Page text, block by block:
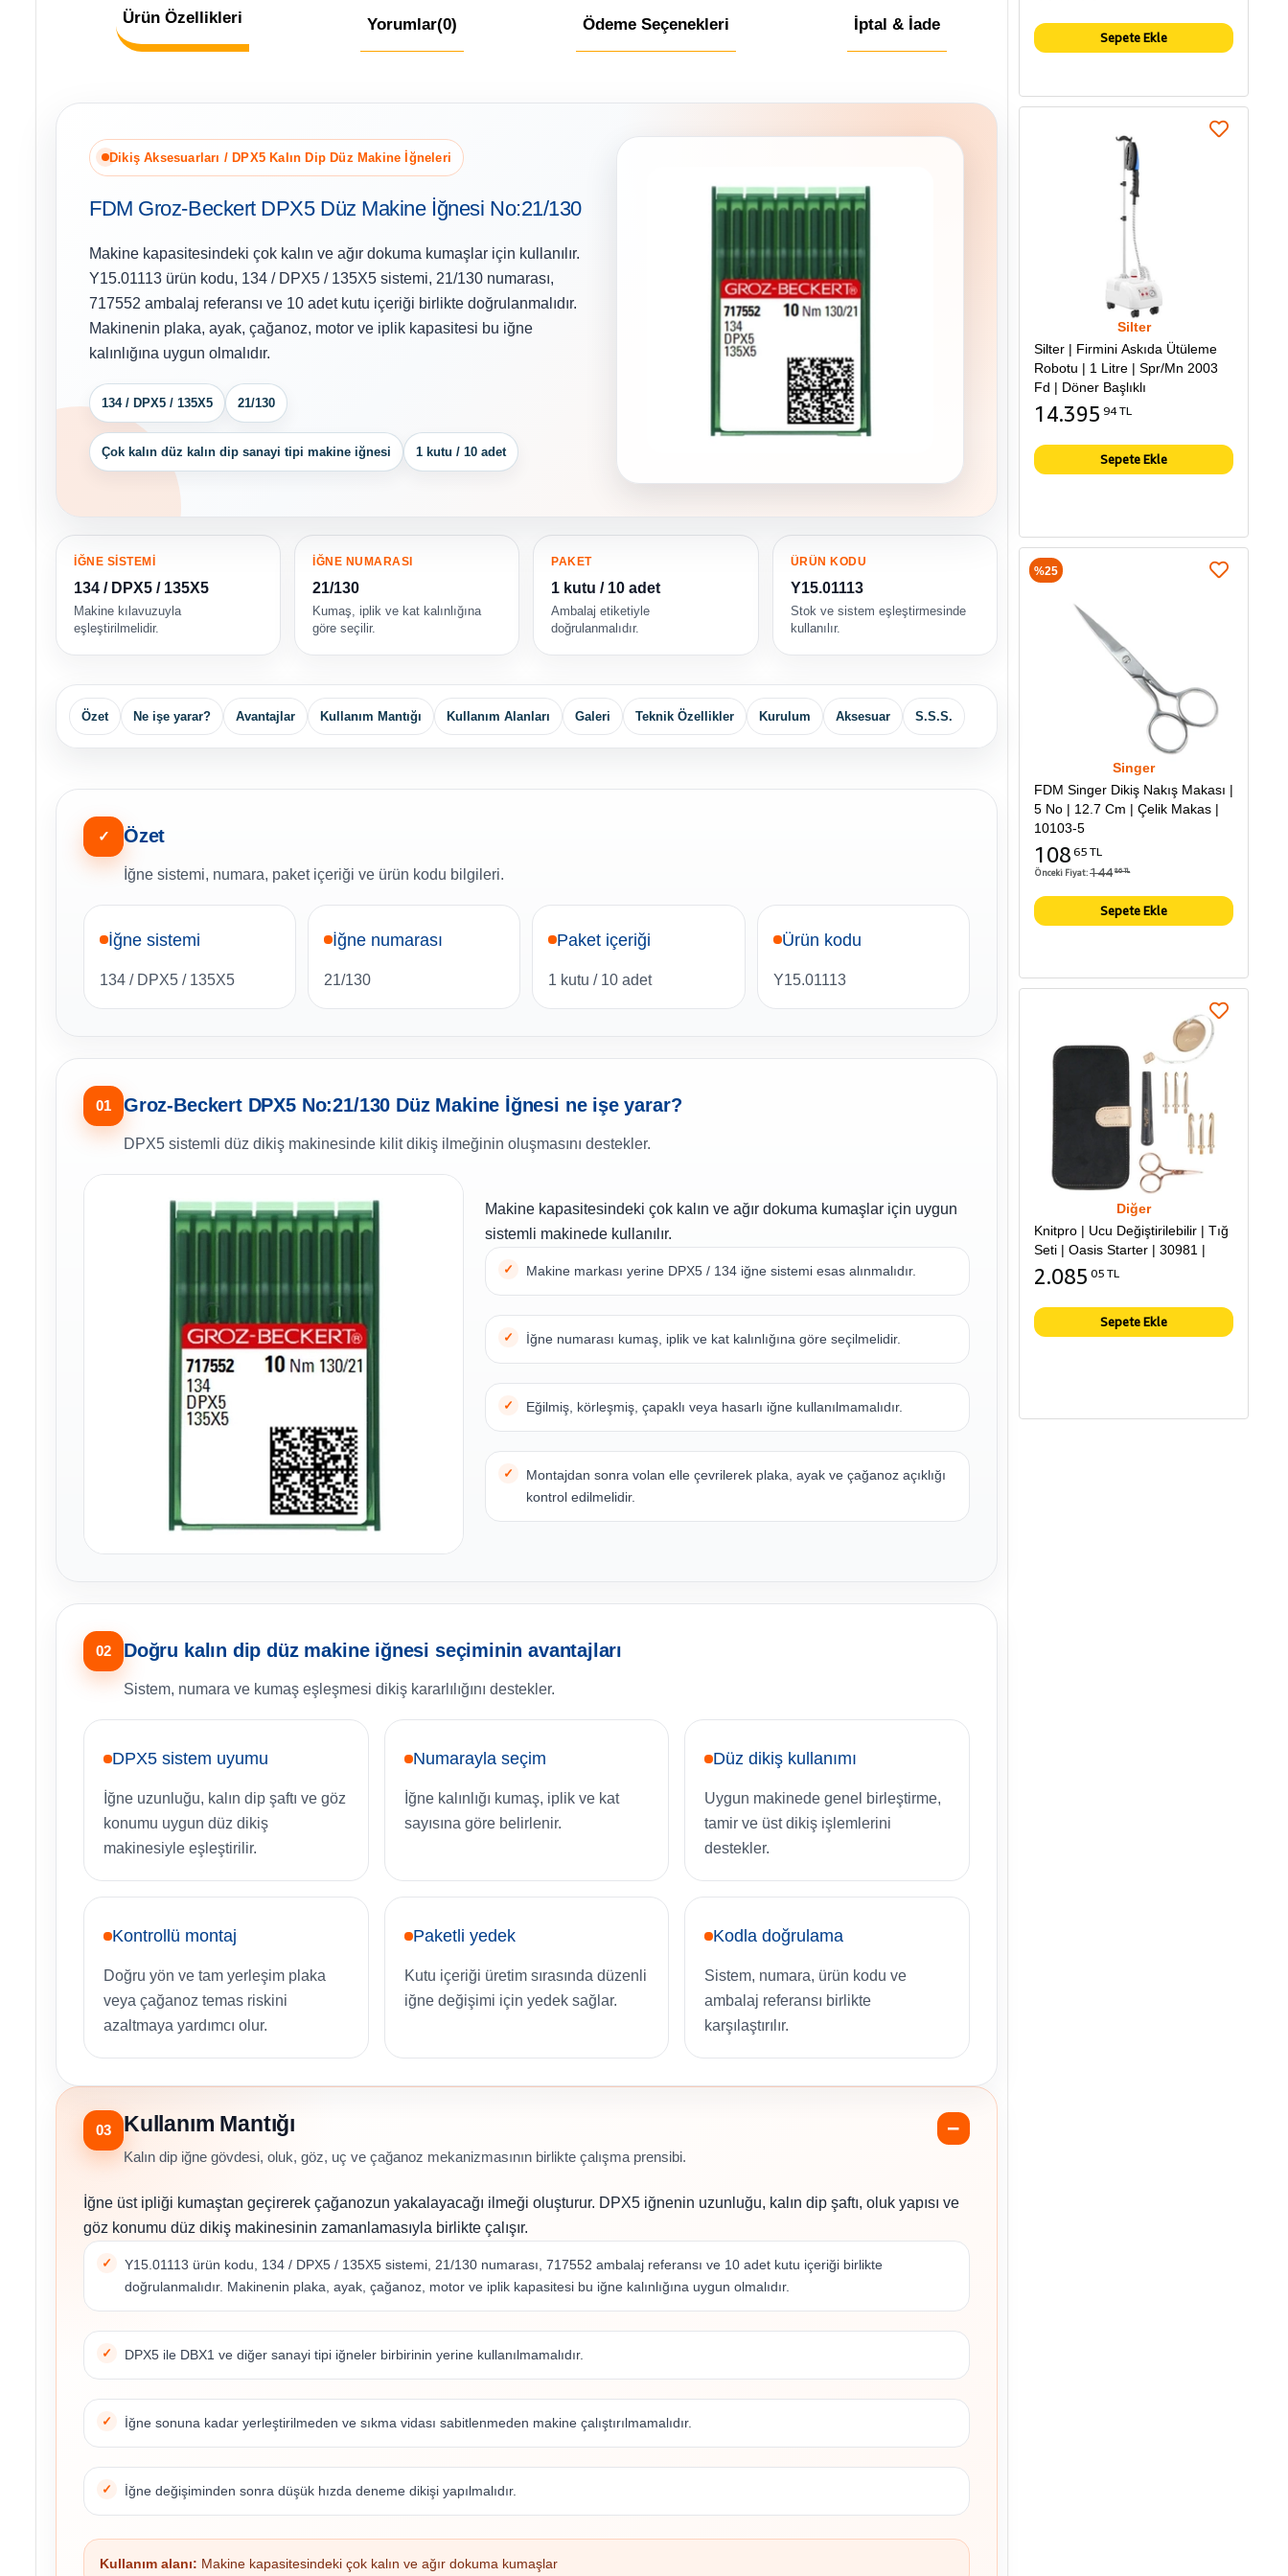
Ürün Özellikleri Yorumlar(0) Ödeme Seçenekleri İptal & İade
Dikiş Aksesuarları / DPX5 Kalın Dip Düz Makine İğneleri
FDM Groz-Beckert DPX5 Düz Makine İğnesi No:21/130
Makine kapasitesindeki çok kalın ve ağır dokuma kumaşlar için kullanılır.
Y15.01113 ürün kodu, 134 / DPX5 / 135X5 sistemi, 21/130 numarası,
717552 ambalaj referansı ve 10 adet kutu içeriği birlikte doğrulanmalıdır.
Makinenin plaka, ayak, çağanoz, motor ve iplik kapasitesi bu iğne
kalınlığına uygun olmalıdır.
134 / DPX5 / 135X5 21/130
Çok kalın düz kalın dip sanayi tipi makine iğnesi 1 kutu / 10 adet
İĞNE SİSTEMİ
134 / DPX5 / 135X5
Makine kılavuzuyla
eşleştirilmelidir.
İĞNE NUMARASI
21/130
Kumaş, iplik ve kat kalınlığına
göre seçilir.
PAKET
1 kutu / 10 adet
Ambalaj etiketiyle
doğrulanmalıdır.
ÜRÜN KODU
Y15.01113
Stok ve sistem eşleştirmesinde
kullanılır.
Özet Ne işe yarar? Avantajlar Kullanım Mantığı Kullanım Alanları Galeri Teknik Özellikler Kurulum Aksesuar S.S.S.
✓ Özet
İğne sistemi, numara, paket içeriği ve ürün kodu bilgileri.
İğne sistemi
134 / DPX5 / 135X5
İğne numarası
21/130
Paket içeriği
1 kutu / 10 adet
Ürün kodu
Y15.01113
01 Groz-Beckert DPX5 No:21/130 Düz Makine İğnesi ne işe yarar?
DPX5 sistemli düz dikiş makinesinde kilit dikiş ilmeğinin oluşmasını destekler.
Makine kapasitesindeki çok kalın ve ağır dokuma kumaşlar için uygun
sistemli makinede kullanılır.
Makine markası yerine DPX5 / 134 iğne sistemi esas alınmalıdır.
İğne numarası kumaş, iplik ve kat kalınlığına göre seçilmelidir.
Eğilmiş, körleşmiş, çapaklı veya hasarlı iğne kullanılmamalıdır.
Montajdan sonra volan elle çevrilerek plaka, ayak ve çağanoz açıklığı
kontrol edilmelidir.
02 Doğru kalın dip düz makine iğnesi seçiminin avantajları
Sistem, numara ve kumaş eşleşmesi dikiş kararlılığını destekler.
DPX5 sistem uyumu
İğne uzunluğu, kalın dip şaftı ve göz
konumu uygun düz dikiş
makinesiyle eşleştirilir.
Numarayla seçim
İğne kalınlığı kumaş, iplik ve kat
sayısına göre belirlenir.
Düz dikiş kullanımı
Uygun makinede genel birleştirme,
tamir ve üst dikiş işlemlerini
destekler.
Kontrollü montaj
Doğru yön ve tam yerleşim plaka
veya çağanoz temas riskini
azaltmaya yardımcı olur.
Paketli yedek
Kutu içeriği üretim sırasında düzenli
iğne değişimi için yedek sağlar.
Kodla doğrulama
Sistem, numara, ürün kodu ve
ambalaj referansı birlikte
karşılaştırılır.
03 Kullanım Mantığı
Kalın dip iğne gövdesi, oluk, göz, uç ve çağanoz mekanizmasının birlikte çalışma prensibi.
İğne üst ipliği kumaştan geçirerek çağanozun yakalayacağı ilmeği oluşturur. DPX5 iğnenin uzunluğu, kalın dip şaftı, oluk yapısı ve
göz konumu düz dikiş makinesinin zamanlamasıyla birlikte çalışır.
Y15.01113 ürün kodu, 134 / DPX5 / 135X5 sistemi, 21/130 numarası, 717552 ambalaj referansı ve 10 adet kutu içeriği birlikte
doğrulanmalıdır. Makinenin plaka, ayak, çağanoz, motor ve iplik kapasitesi bu iğne kalınlığına uygun olmalıdır.
DPX5 ile DBX1 ve diğer sanayi tipi iğneler birbirinin yerine kullanılmamalıdır.
İğne sonuna kadar yerleştirilmeden ve sıkma vidası sabitlenmeden makine çalıştırılmamalıdır.
İğne değişiminden sonra düşük hızda deneme dikişi yapılmalıdır.
Kullanım alanı: Makine kapasitesindeki çok kalın ve ağır dokuma kumaşlar
Sepete Ekle
Silter
Silter | Firmini Askıda Ütüleme
Robotu | 1 Litre | Spr/Mn 2003
Fd | Döner Başlıklı
14.395 94 TL
Sepete Ekle
Singer
FDM Singer Dikiş Nakış Makası |
5 No | 12.7 Cm | Çelik Makas |
10103-5
108 65 TL
Önceki Fiyat:144 86 TL
Sepete Ekle
%25
Diğer
Knitpro | Ucu Değiştirilebilir | Tığ
Seti | Oasis Starter | 30981 |
2.085 05 TL
Sepete Ekle